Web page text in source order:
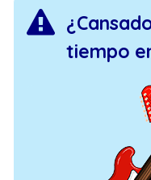
tiempo